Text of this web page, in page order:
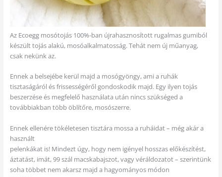
Az Ecoegg mosótojás 100%-ban újrahasznosított rugalmas gumiból
készült tojás alakú, mosóalkalmatosság. Tehát nem új műanyag,
csak nekünk az.
Ennek a belsejébe kerül majd a mosógyöngy, ami a ruhák
tisztaságáról és frissességéről gondoskodik majd. Egy ilyen tojás
beszerzése és megfelelő használata után nincs szükséged a
továbbiakban több öblítőre, mosószerre.
Ennek ellenére tökéletesen tisztára mossa a ruháidat – még akár a
használt
pelenkákat is! Mindezt úgy, hogy nem igényel hosszas előkészítést,
áztatást, imát, 99 szál macskabajszot, vagy véráldozatot – szerintünk
soha többet nem akarsz majd a hagyományos módon